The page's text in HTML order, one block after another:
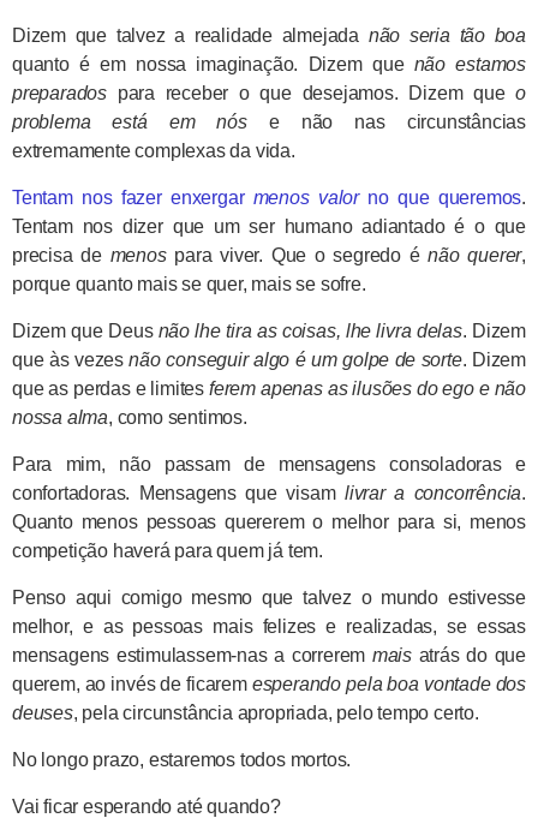
Dizem que talvez a realidade almejada não seria tão boa
quanto é em nossa imaginação. Dizem que não estamos
preparados para receber o que desejamos. Dizem queo
problema está em nóse não nas circunstâncias
extremamente complexas da vida.
Tentam nos fazer enxergar menos valorno que queremos.
Tentam nos dizer que um ser humano adiantado é o que
precisa de menospara viver. Que o segredo énão querer,
porque quanto mais se quer, mais se sofre.
Dizem que Deus não lhe tira as coisas, lhe livra delas. Dizem
que às vezesnão conseguir algo é um golpe de sorte. Dizem
que as perdas e limitesferem apenas as ilusões do ego e não
nossa alma, como sentimos.
Para mim, não passam de mensagens consoladoras e
confortadoras. Mensagens que visam livrar a concorrência.
Quanto menos pessoas quererem o melhor para si, menos
competição haverá para quem já tem.
Penso aqui comigo mesmo que talvez o mundo estivesse
melhor, e as pessoas mais felizes e realizadas, se essas
mensagens estimulassem-nas a correrem mais atrás do que
querem, ao invés de ficarem esperando pela boa vontade dos
deuses, pela circunstância apropriada, pelo tempo certo.
No longo prazo, estaremos todos mortos.
Vai ficar esperando até quando?